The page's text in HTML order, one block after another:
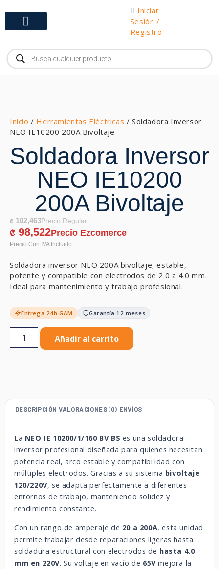
Iniciar
Sesión /
Registro
Inicio / Herramientas Eléctricas / Soldadora Inversor
NEO IE10200 200A Bivoltaje
Soldadora Inversor
NEO IE10200
200A Bivoltaje
₡102,463
₡ 98,522
Soldadora inversor NEO 200A bivoltaje, estable,
potente y compatible con electrodos de 2.0 a 4.0 mm.
Ideal para mantenimiento y trabajo profesional.
Entrega 24h GAM Garantía 12 meses
Añadir al carrito
DESCRIPCIÓN VALORACIONES (0) ENVÍOS
La NEO IE 10200/1/160 BV BS es una soldadora
inversor profesional diseñada para quienes necesitan
potencia real, arco estable y compatibilidad con
múltiples electrodos. Gracias a su sistema bivoltaje
120/220V, se adapta perfectamente a diferentes
entornos de trabajo, manteniendo solidez y
rendimiento constante.
Con un rango de amperaje de 20 a 200A, esta unidad
permite trabajar desde reparaciones ligeras hasta
soldadura estructural con electrodos de hasta 4.0
mm en 220V. Su voltaje en vacío de 65Vmejora la